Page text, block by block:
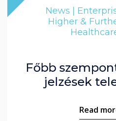
News |
Higher &
Főbb
jelzések
Read